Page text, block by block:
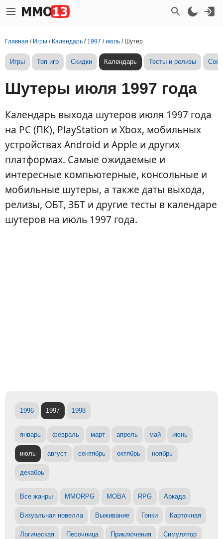
Главная / Игры / Календарь / 1997 /июль / Шутер
Игры Топ игр Скидки Календарь Тесты и релизы
Шутеры июля 1997 года
Календарь выхода шутеров июля 1997 года
на PC (ПК), PlayStation и Xbox, мобильных
устройствах Android и Apple и других
платформах. Самые ожидаемые и
интересные компьютерные, консольные и
мобильные шутеры, а также даты выхода,
релизы, ОБТ, ЗБТ и другие тесты в календаре
шутеров на июль 1997 года.
1996 1997 1998
январь февраль март апрель май июнь
июль август сентябрь октябрь ноябрь
декабрь
Все жанры MMORPG MOBA RPG Аркада
Визуальная новелла Выживание Гонки Карточная
Логическая Песочница Приключения Симулятор